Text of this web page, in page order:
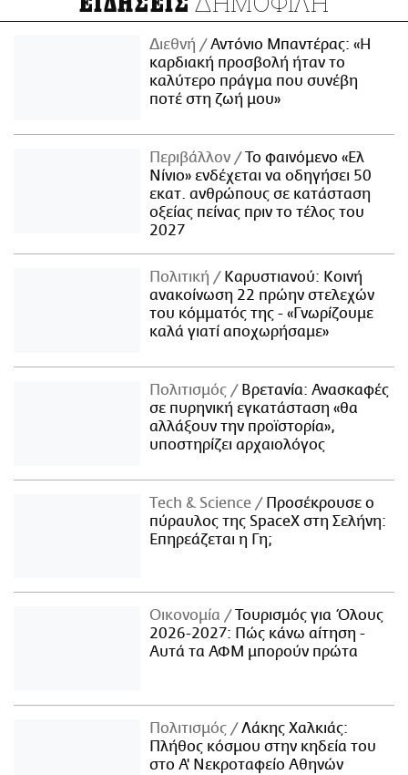
Διεθνή
Αντόνιο Μπαντέρας: «Η
καρδιακή προσβολή ήταν το
καλύτερο πράγμα που συνέβη
ποτέ στη ζωή μου»
Περιβάλλον
Το φαινόμενο «Ελ
Νίνιο» ενδέχεται να οδηγήσει 50
εκατ. ανθρώπους σε κατάσταση
οξείας πείνας πριν το τέλος του
2027
Πολιτική
Καρυστιανού: Κοινή
ανακοίνωση 22 πρώην στελεχών
του κόμματός της - «Γνωρίζουμε
καλά γιατί αποχωρήσαμε»
Πολιτισμός
Βρετανία: Ανασκαφές
σε πυρηνική εγκατάσταση «θα
αλλάξουν την προϊστορία»,
υποστηρίζει αρχαιολόγος
Τech & Science
Προσέκρουσε ο
πύραυλος της SpaceX στη Σελήνη:
Επηρεάζεται η Γη;
Οικονομία
Τουρισμός για Όλους
2026-2027: Πώς κάνω αίτηση -
Αυτά τα ΑΦΜ μπορούν πρώτα
Πολιτισμός
Λάκης Χαλκιάς:
Πλήθος κόσμου στην κηδεία του
στο Α' Νεκροταφείο Αθηνών